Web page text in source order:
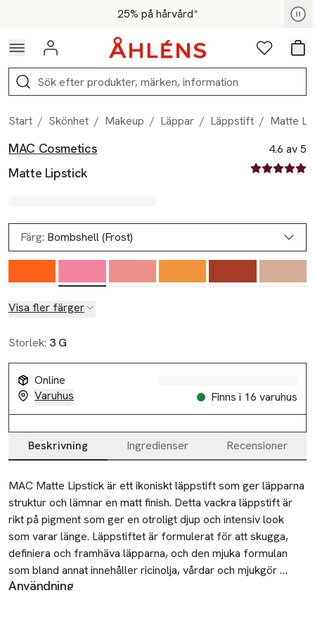
Hoppa till navigationsmenyn25% på hårvård*
För medlemmar - Shoppa nu
Logga in Favoriter
Sök
Start / Skönhet / Makeup / Läppar / Läppstift / Matte
Produktbilder
Hoppa över bildspelet
MAC Cosmetics
Matte Lipstick
4.6 av 5
4.6 av fem
Färg: Bombshell (Frost)
Visa fler färger
Storlek: 3 G
Online
Varuhus
Finns i 16 varuhus
Produktinformation
Beskrivning Ingredienser Recensioner
Beskrivning
MAC Matte Lipstick är ett ikoniskt läppstift som ger läpparna
struktur och lämnar en matt finish. Detta vackra läppstift är
rikt på pigment som ger en otroligt djup och intensiv look
som varar länge. Läppstiftet är formulerat för att skugga,
definiera och framhäva läpparna, och den mjuka formulan
som bland annat innehåller ricinolja, vårdar och mjukgör
läpparna så att läppstiftet inte spricker eller torkar ut. Detta
Användning